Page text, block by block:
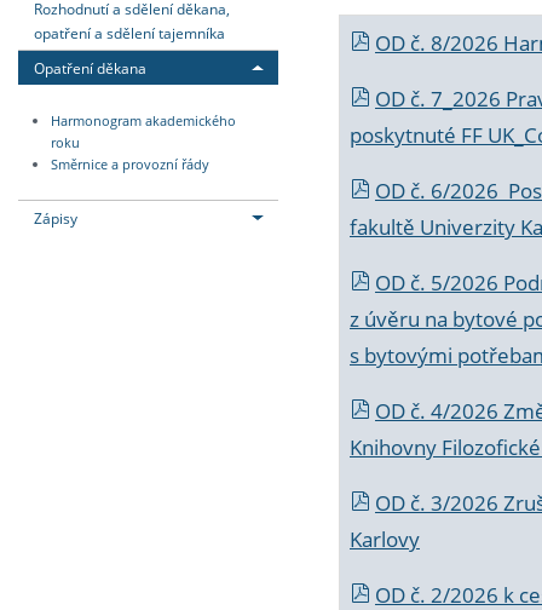
Rozhodnutí a sdělení děkana,
opatření a sdělení tajemníka
Opatření děkana
Harmonogram akademického
roku
Směrnice a provozní řády
Zápisy
OD č. 8/2026
OD č. 7_2026
poskytnuté FF
OD č. 6/2026
fakultě Univerzity
OD č. 5/2026
z úvěru na bytové
s bytovými
OD č. 4/2026
Knihovny
OD č. 3/2026
Karlovy
OD č. 2/2026 k